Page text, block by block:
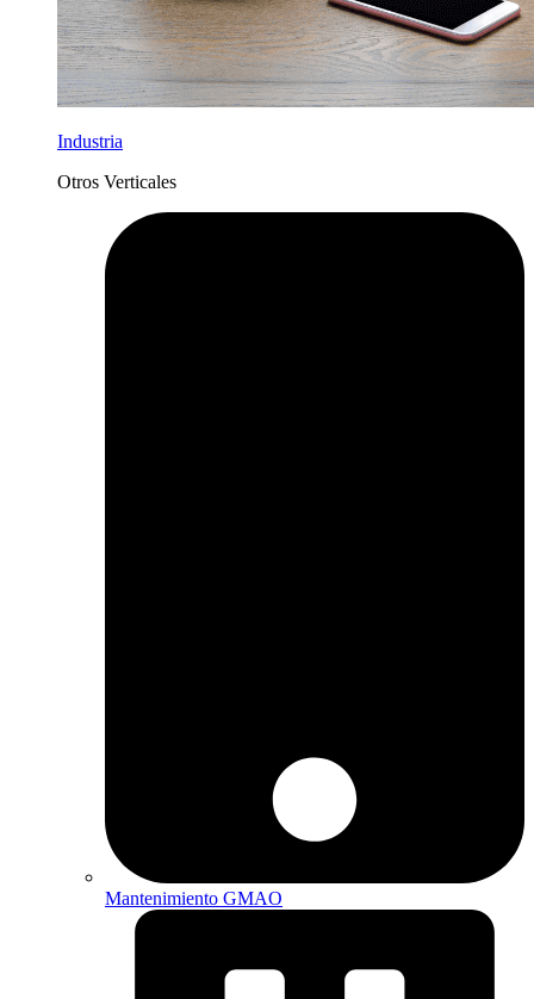
Industria
Otros Verticales
Mantenimiento GMAO